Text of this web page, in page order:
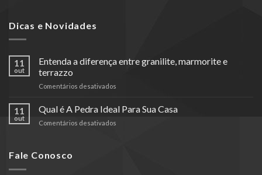
Dicas e Novidades
11
out
Entenda a diferença entre granilite, marmorite e
terrazzo
Comentários desativados
a
11
out
Qual é A Pedra Ideal Para Sua Casa
Comentários desativados
Fale Conosco